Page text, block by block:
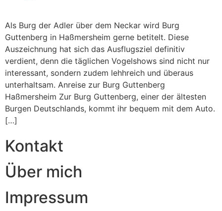
Als Burg der Adler über dem Neckar wird Burg
Guttenberg in Haßmersheim gerne betitelt. Diese
Auszeichnung hat sich das Ausflugsziel definitiv
verdient, denn die täglichen Vogelshows sind nicht nur
interessant, sondern zudem lehhreich und überaus
unterhaltsam. Anreise zur Burg Guttenberg
Haßmersheim Zur Burg Guttenberg, einer der ältesten
Burgen Deutschlands, kommt ihr bequem mit dem Auto.
[…]
Kontakt
Über mich
Impressum